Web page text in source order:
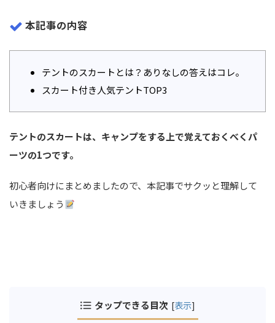
本記事の内容
テントのスカートとは？ありなしの答えはコレ。
スカート付き人気テントTOP3
テントのスカートは、キャンプをする上で覚えておくべくパ
ーツの1つです。
初心者向けにまとめましたので、本記事でサクッと理解して
いきましょう
タップできる目次 [表示]